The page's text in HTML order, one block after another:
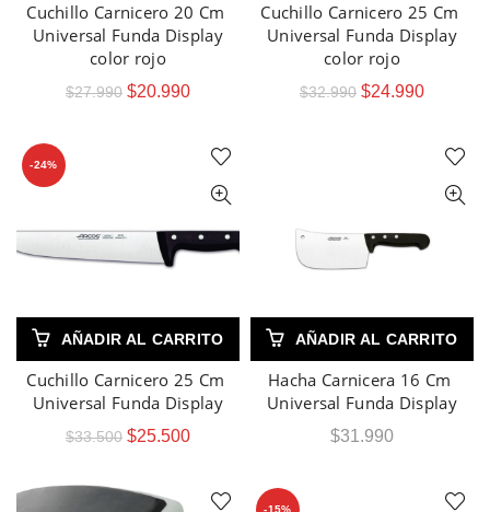
Cuchillo Carnicero 20 Cm
Universal Funda Display
color rojo
$27.990 $20.990
Cuchillo Carnicero 25 Cm
Universal Funda Display
color rojo
$32.990 $24.990
-24%
AÑADIR AL CARRITO
Cuchillo Carnicero 25 Cm
Universal Funda Display
$33.500 $25.500
AÑADIR AL CARRITO
Hacha Carnicera 16 Cm
Universal Funda Display
$31.990
-15%